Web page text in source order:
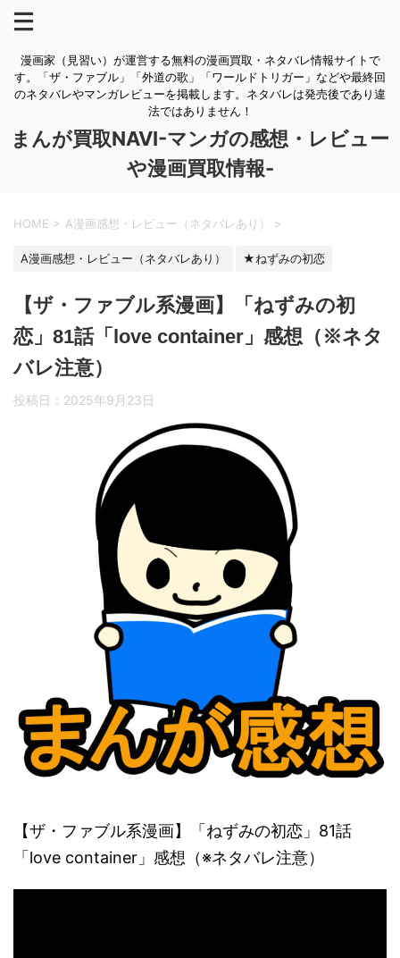
漫画家（見習い）が運営する無料の漫画買取・ネタバレ情報サイトで
す。「ザ・ファブル」「外道の歌」「ワールドトリガー」などや最終回
のネタバレやマンガレビューを掲載します。ネタバレは発売後であり違
法ではありません！
まんが買取NAVI-マンガの感想・レビュー
や漫画買取情報-
HOME > A漫画感想・レビュー（ネタバレあり） >
A漫画感想・レビュー（ネタバレあり） ★ねずみの初恋
【ザ・ファブル系漫画】「ねずみの初
恋」81話「love container」感想（※ネタ
バレ注意）
投稿日： 2025年9月23日
【ザ・ファブル系漫画】「ねずみの初恋」81話
「love container」感想（※ネタバレ注意）